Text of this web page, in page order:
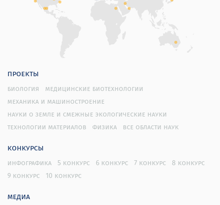
проекты
биология
медицинские биотехнологии
механика и машиностроение
науки о земле и смежные экологические науки
технологии материалов
физика все области наук
конкурсы
инфографика 5 конкурс 6 конкурс 7 конкурс
8 конкурс
9 конкурс
10 конкурс
медиа